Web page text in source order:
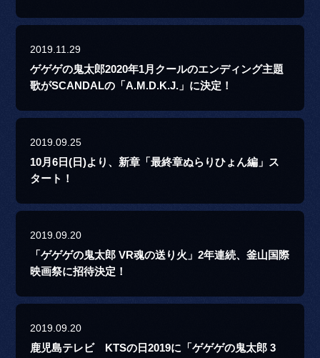
2019.11.29
ゲゲゲの鬼太郎2020年1月クールのエンディング主題
歌がSCANDALの「A.M.D.K.J.」に決定！
2019.09.25
10月6日(日)より、新章「最終章ぬらりひょん編」ス
タート！
2019.09.20
「ゲゲゲの鬼太郎 VR魂の送り火」2年連続、釜山国際
映画祭に招待決定！
2019.09.20
鹿児島テレビ KTSの日2019に「ゲゲゲの鬼太郎 3